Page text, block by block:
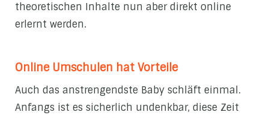
theoretischen Inhalte nun aber direkt online
erlernt werden.
Online Umschulen hat Vorteile
Auch das anstrengendste Baby schläft einmal.
Anfangs ist es sicherlich undenkbar, diese Zeit